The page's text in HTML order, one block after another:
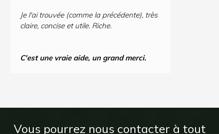
Je l'ai trouvée (comme la précédente), très
claire, concise et utile. Riche.
C'est une vraie aide, un grand merci.
Vous pourrez nous contacter à tout